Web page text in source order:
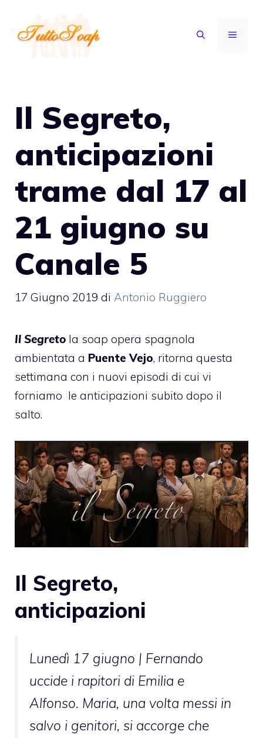
contenuto
MENU
Il Segreto,
anticipazioni
trame dal 17 al
21 giugno su
Canale 5
17 Giugno 2019 di Antonio Ruggiero
Il Segreto la soap opera spagnola
ambientata a Puente Vejo, ritorna questa
settimana con i nuovi episodi di cui vi
forniamo le anticipazioni subito dopo il
salto.
Il Segreto,
anticipazioni
Lunedì 17 giugno | Fernando
uccide i rapitori di Emilia e
Alfonso. Maria, una volta messi in
salvo i genitori, si accorge che